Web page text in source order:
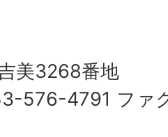
美3268番地
576-4791 ファ